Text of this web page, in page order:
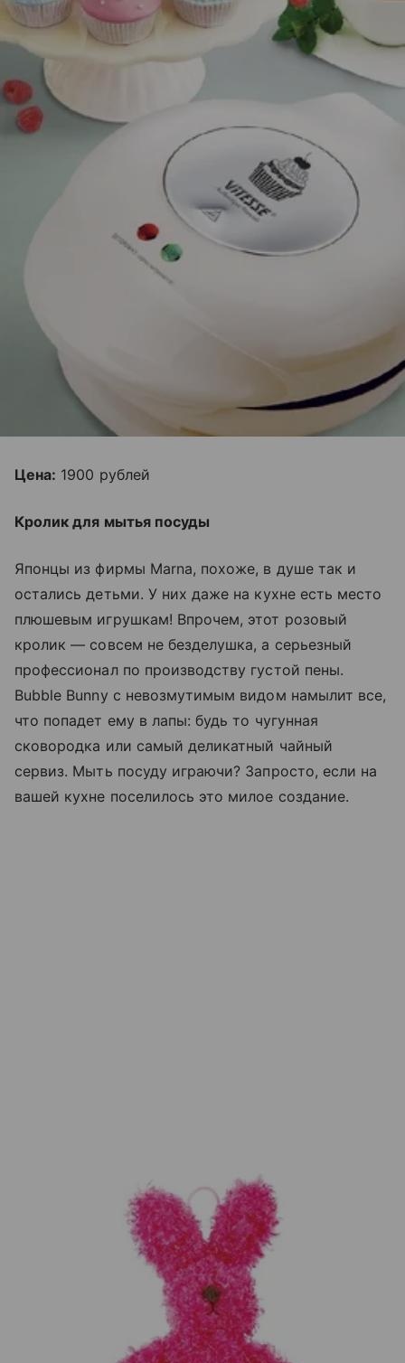
Цена: 1900 рублей
Кролик для мытья посуды
Японцы из фирмы Marna, похоже, в душе так и
остались детьми. У них даже на кухне есть место
плюшевым игрушкам! Впрочем, этот розовый
кролик — совсем не безделушка, а серьезный
профессионал по производству густой пены.
Bubble Bunny с невозмутимым видом намылит все,
что попадет ему в лапы: будь то чугунная
сковородка или самый деликатный чайный
сервиз. Мыть посуду играючи? Запросто, если на
вашей кухне поселилось это милое создание.